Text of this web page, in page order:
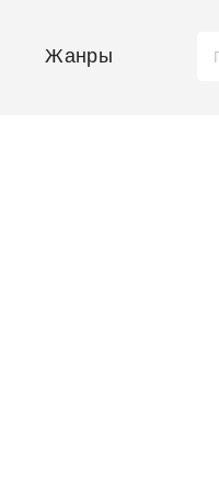
Жанры